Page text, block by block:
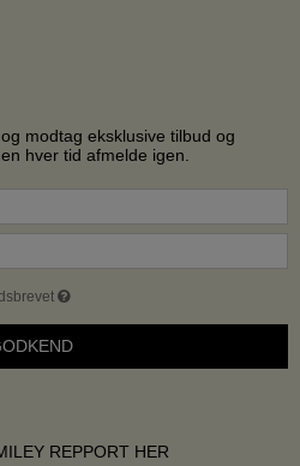
modtag eksklusive tilbud og
hver tid afmelde igen.
REPPORT HER